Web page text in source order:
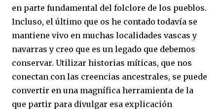
en parte fundamental del folclore de los pueblos.
Incluso, el último que os he contado todavía se
mantiene vivo en muchas localidades vascas y
navarras y creo que es un legado que debemos
conservar. Utilizar historias míticas, que nos
conectan con las creencias ancestrales, se puede
convertir en una magnífica herramienta de la
que partir para divulgar esa explicación